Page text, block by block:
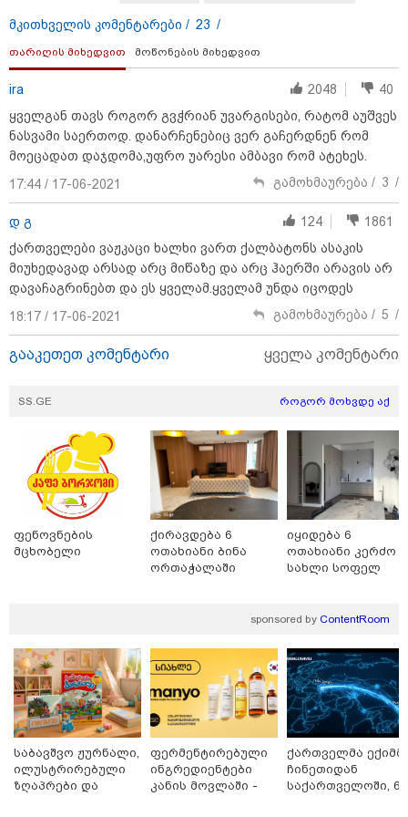
18:51 / 08-08-2026
"ზურგს უკან ლაჩრულად მომეპარნენ და თავს
დამესხნენ - ასფალტზე თავი მრავალჯერ
დამარტყმევინეს, მირტყეს მუშტები" - რას ჰყვება
გაუსწორდნენ?
გეოპოლიტიკური ბრძოლის უგუნურ იარაღად
გამოიყენა" - დიმიტრი მედვედევი
აშშ-მა საქართველოში
დაფუძნებული კრიპტოკომპანია
დაასანქცირა
მკითხველის კომენტარები / 23 /
თარიღის მიხედვით მოწონების მიხედვით
ira 2048
40
ყველგან თავს როგორ გვჭრიან უვარგისები, რატომ აუშვეს
ნასვამი საერთოდ. დანარჩენებიც ვერ გაჩერდნენ რომ
მოეცადათ დაჯდომა,უფრო უარესი ამბავი რომ ატეხეს.
17:44 / 17-06-2021
გამოხმაურება / 3 /
დ გ 124
1861
ქართველები ვაჟკაცი ხალხი ვართ ქალბატონს ასაკის
მიუხედავად არსად არც მიწაზე და არც ჰაერში არავის არ
დავაჩაგრინებთ და ეს ყველამ.ყველამ უნდა იცოდეს
18:17 / 17-06-2021
გამოხმაურება / 5 /
გააკეთეთ კომენტარი ყველა კომენტარი
SS.GE როგორ მოხვდე აქ
ფენოვნების
მცხობელი
ქირავდება 6
ოთახიანი ბინა
ორთაჭალაში
იყიდება 6
ოთახიანი კერძო
სახლი სოფელ
sponsored by ContentRoom
საბავშვო ჟურნალი,
ილუსტრირებული
ზღაპრები და
ფერმენტირებული
ინგრედიენტები
კანის მოვლაში -
ქართველმა
ჩინეთიდან
საქართველოში, 6